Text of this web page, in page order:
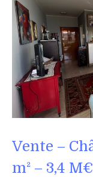
Vente –
m² – 3,4 M€